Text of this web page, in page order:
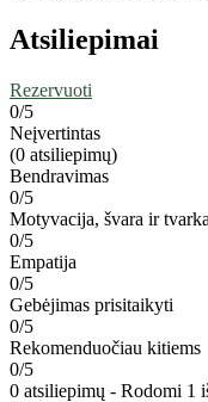
Atsiliepimai
Rezervuoti
0/5
Neįvertintas
(0 atsiliepimų)
Bendravimas
0/5
Motyvacija, švara ir tvarka
0/5
Empatija
0/5
Gebėjimas prisitaikyti
0/5
Rekomenduočiau kitiems
0/5
0 atsiliepimų - Rodomi 1